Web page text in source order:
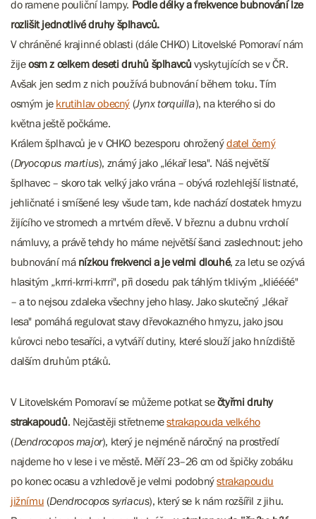
do ramene pouliční lampy. Podle délky a frekvence bubnování lze
rozlišit jednotlivé druhy šplhavců.
V chráněné krajinné oblasti (dále CHKO) Litovelské Pomoraví nám
žijeosm z celkem deseti druhů šplhavců vyskytujících se v ČR.
Avšak jen sedm z nich používá bubnování během toku. Tím
osmým je krutihlav obecný (Jynx torquilla), na kterého si do
května ještě počkáme.
Králem šplhavců je v CHKO bezesporu ohroženýdatel černý
(Dryocopus martius), známý jako „lékař lesa". Náš největší
šplhavec – skoro tak velký jako vrána – obývá rozlehlejší listnaté,
jehličnaté i smíšené lesy všude tam, kde nachází dostatek hmyzu
žijícího ve stromech a mrtvém dřevě. V březnu a dubnu vrcholí
námluvy, a právě tehdy ho máme největší šanci zaslechnout: jeho
bubnování má nízkou frekvenci a je velmi dlouhé, za letu se ozývá
hlasitým „krrri-krrri-krrri", při dosedu pak táhlým tklivým „kliéééé"
– a to nejsou zdaleka všechny jeho hlasy. Jako skutečný „lékař
lesa" pomáhá regulovat stavy dřevokazného hmyzu, jako jsou
kůrovci nebo tesaříci, a vytváří dutiny, které slouží jako hnízdiště
dalším druhům ptáků.
V Litovelském Pomoraví se můžeme potkat sečtyřmi druhy
strakapoudů. Nejčastěji střetnemestrakapouda velkého
(Dendrocopos major), který je nejméně náročný na prostředí
najdeme ho v lese i ve městě. Měří 23–26 cm od špičky zobáku
po konec ocasu a vzhledově je velmi podobnýstrakapoudu
jižnímu (Dendrocopos syriacus), který se k nám rozšířil z jihu.